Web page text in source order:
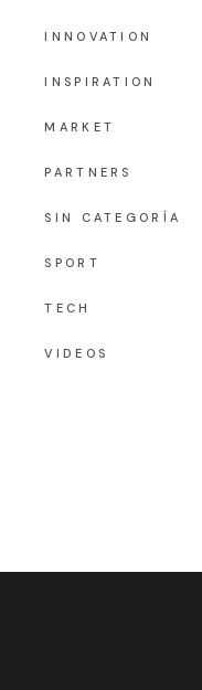
INNOVATION
INSPIRATION
MARKET
PARTNERS
SIN CATEGORÍA
SPORT
TECH
VIDEOS